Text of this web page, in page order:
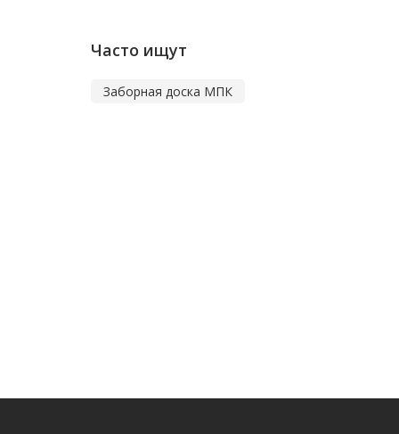
Часто ищут
Заборная доска МПК